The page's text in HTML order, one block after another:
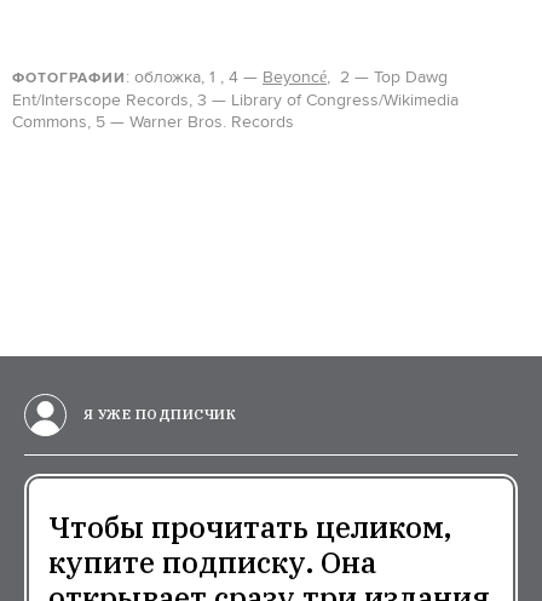
ФОТОГРАФИИ : обложка, 1 , 4 — Beyoncé, 2 — Top Dawg
Ent/Interscope Records, 3 — Library of Congress/Wikimedia
Commons, 5 — Warner Bros. Records
Я УЖЕ ПОДПИСЧИК
Чтобы прочитать целиком,
купите подписку. Она